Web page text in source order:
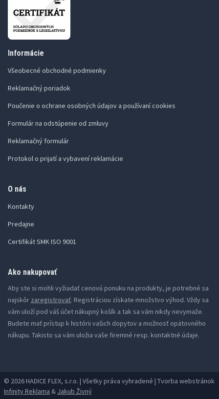
Informácie
Všeobecné obchodné podmienky
Reklamačný poriadok
Poučenie o ochrane osobných údajov a používaní cookies
Formulár na odstúpenie od zmluvy
Reklamačný formulár
Protokol o prijatí a vybavení reklamácie
O nás
Kontakty
Predajne
Certifikát SMK ISO 9001
Ako nakupovať
Aby ste si mohli vyžiadať cenovú ponuku na produkty, je potrebné sa
najskôr zaregistrovať. Registráciou získate množstvo výhod. Vždy sa
vám uloží pod váš účet nákupný košík a tak sa vám nikdy nevymaže.
Budete mať prístup k histórii vašich dopytov a možnosť opätovného
nákupu. Takisto sa vám uložia vaše firemné resp. kontaktné údaje.
© 2026 HADICE FLEX, s.r.o. | Všetky práva vyhradené | Tvorba webstránok
Infinity Reklama & Jakub Živný